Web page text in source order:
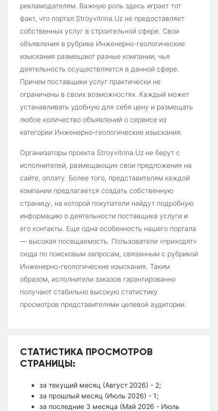
рекламодателям. Важную роль здесь играет тот
факт, что портал Stroyvitrina.Uz не предоставляет
собственных услуг в строительной сфере. Свои
объявления в рубрике Инженерно-геологические
изыскания размещают разные компании, чья
деятельность осуществляется в данной сфере.
Причем поставщики услуг практически не
ограничены в своих возможностях. Каждый может
устанавливать удобную для себя цену и размещать
любое количество объявлений о сервисе из
категории Инженерно-геологические изыскания.
Организаторы проекта Stroyvitrina.Uz не берут с
исполнителей, размещающих свои предложения на
сайте, оплату. Более того, представителям каждой
компании предлагается создать собственную
страницу, на которой покупатели найдут подробную
информацию о деятельности поставщика услуги и
его контакты. Еще одна особенность нашего портала
— высокая посещаемость. Пользователи «приходят»
сюда по поисковым запросам, связанным с рубрикой
Инженерно-геологические изыскания. Таким
образом, исполнители заказов гарантированно
получают стабильно высокую статистику
просмотров представителями целевой аудитории.
СТАТИСТИКА ПРОСМОТРОВ
СТРАНИЦЫ:
за текущий месяц (Август 2026) - 2;
за прошлый месяц (Июль 2026) - 1;
за последние 3 месяца (Май 2026 - Июль